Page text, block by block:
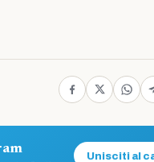
Unisciti al